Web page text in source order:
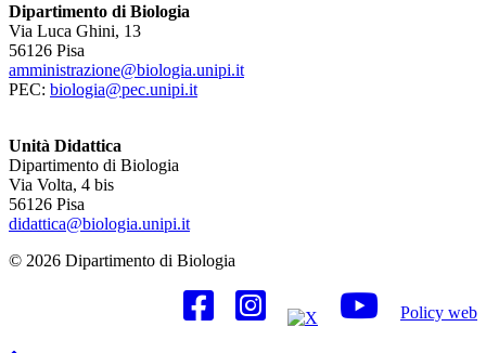
Dipartimento di Biologia
Via Luca Ghini, 13
56126 Pisa
amministrazione@biologia.unipi.it
PEC: biologia@pec.unipi.it
Unità Didattica
Dipartimento di Biologia
Via Volta, 4 bis
56126 Pisa
didattica@biologia.unipi.it
© 2026 Dipartimento di Biologia
Policy web